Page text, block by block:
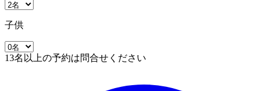
子供
13名以上の予約は問合せください